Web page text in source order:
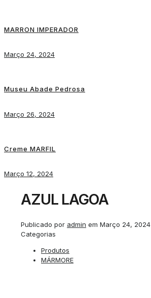
MARRON IMPERADOR
Março 24, 2024
Museu Abade Pedrosa
Março 26, 2024
Creme MARFIL
Março 12, 2024
AZUL LAGOA
Publicado por admin em Março 24, 2024
Categorias
Produtos
MÁRMORE